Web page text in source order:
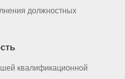
должностных
квалификационной